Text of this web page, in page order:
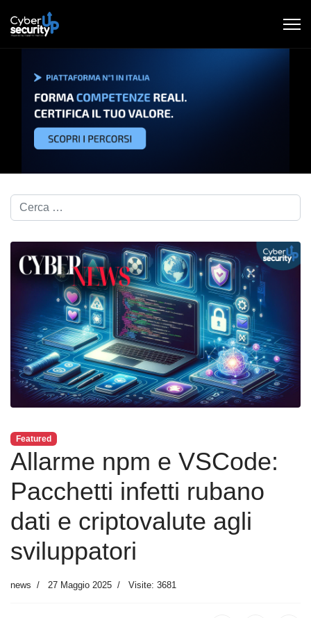
Cerca nel blog...
Featured
Allarme npm e VSCode:
Pacchetti infetti rubano
dati e criptovalute agli
sviluppatori
news 27 Maggio 2025 Visite: 3681